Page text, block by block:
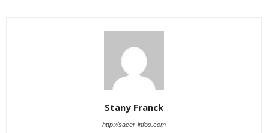
Stany Franck
http://sacer-infos.com